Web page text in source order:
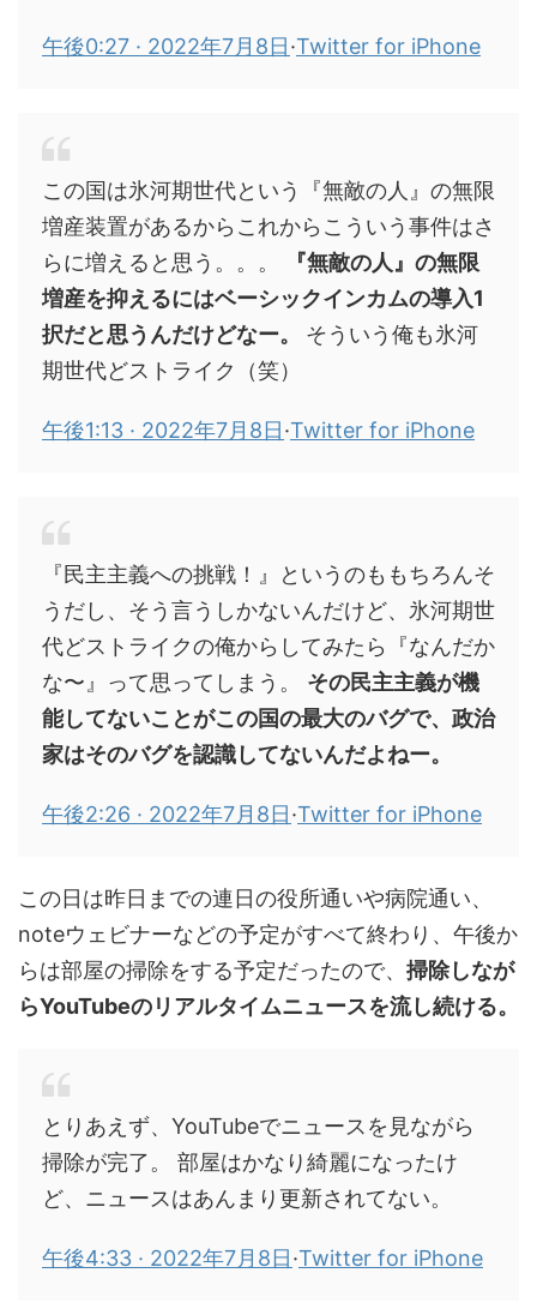
午後0:27 · 2022年7月8日·Twitter for iPhone
この国は氷河期世代という『無敵の人』の無限
増産装置があるからこれからこういう事件はさ
らに増えると思う。。。
『無敵の人』の無限
増産を抑えるにはベーシックインカムの導入1
択だと思うんだけどなー。 そういう俺も氷河
期世代どストライク（笑）
午後1:13 · 2022年7月8日·Twitter for iPhone
『民主主義への挑戦！』というのももちろんそ
うだし、そう言うしかないんだけど、氷河期世
代どストライクの俺からしてみたら『なんだか
な〜』って思ってしまう。 その民主主義が機
能してないことがこの国の最大のバグで、政治
家はそのバグを認識してないんだよねー。
午後2:26 · 2022年7月8日·Twitter for iPhone
この日は昨日までの連日の役所通いや病院通い、
noteウェビナーなどの予定がすべて終わり、午後か
らは部屋の掃除をする予定だったので、 掃除しなが
らYouTubeのリアルタイムニュースを流し続ける。
とりあえず、YouTubeでニュースを見ながら
掃除が完了。 部屋はかなり綺麗になったけ
ど、ニュースはあんまり更新されてない。
午後4:33 · 2022年7月8日·Twitter for iPhone